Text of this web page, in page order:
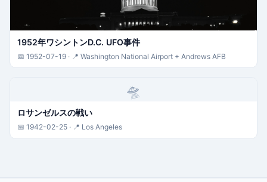
1952年ワシントンD.C. UFO事件
📅 1952-07-19 · 📍 Washington National Airport + Andrews AFB
🛸
ロサンゼルスの戦い
📅 1942-02-25 · 📍 Los Angeles